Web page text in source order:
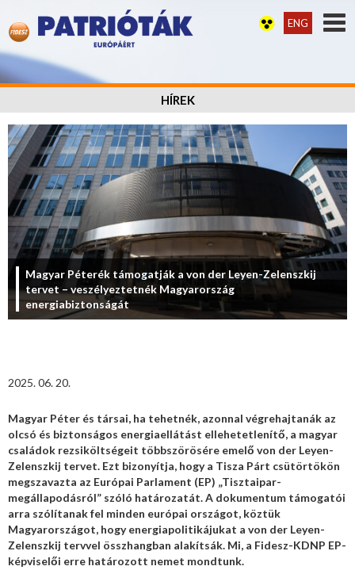
ENG
HÍREK
Magyar Péterék támogatják a von der Leyen-Zelenszkij
tervet – veszélyeztetnék Magyarország
energiabiztonságát
2025. 06. 20.
Magyar Péter és társai, ha tehetnék, azonnal végrehajtanák az
olcsó és biztonságos energiaellátást ellehetetlenítő, a magyar
családok rezsiköltségeit többszörösére emelő von der Leyen-
Zelenszkij tervet. Ezt bizonyítja, hogy a Tisza Párt csütörtökön
megszavazta az Európai Parlament (EP) „Tisztaipar-
megállapodásról” szóló határozatát. A dokumentum támogatói
arra szólítanak fel minden európai országot, köztük
Magyarországot, hogy energiapolitikájukat a von der Leyen-
Zelenszkij tervvel összhangban alakítsák. Mi, a Fidesz-KDNP EP-
képviselői erre határozott nemet mondtunk.